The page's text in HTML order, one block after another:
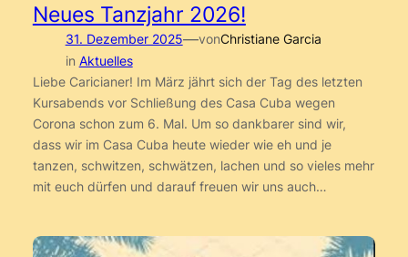
Neues Tanzjahr 2026!
31. Dezember 2025—vonChristiane Garcia
in Aktuelles
Liebe Caricianer! Im März jährt sich der Tag des letzten
Kursabends vor Schließung des Casa Cuba wegen
Corona schon zum 6. Mal. Um so dankbarer sind wir,
dass wir im Casa Cuba heute wieder wie eh und je
tanzen, schwitzen, schwätzen, lachen und so vieles mehr
mit euch dürfen und darauf freuen wir uns auch…